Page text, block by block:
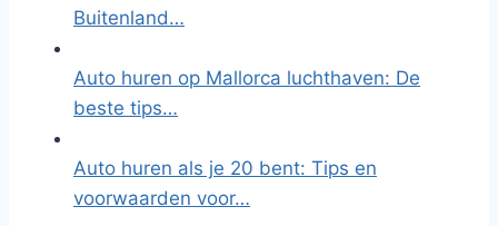
Buitenland…
Auto huren op Mallorca luchthaven: De
beste tips…
Auto huren als je 20 bent: Tips en
voorwaarden voor…